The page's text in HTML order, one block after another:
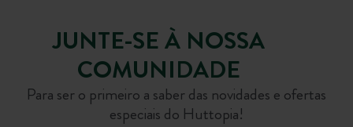
JUNTE-SE À NOSSA
COMUNIDADE
Para ser o primeiro a saber das novidades e ofertas
especiais do Huttopia!